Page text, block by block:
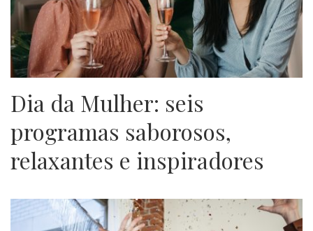
Dia da Mulher: seis
programas saborosos,
relaxantes e inspiradores